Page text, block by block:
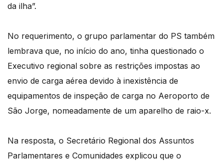
da ilha”.
No requerimento, o grupo parlamentar do PS também
lembrava que, no início do ano, tinha questionado o
Executivo regional sobre as restrições impostas ao
envio de carga aérea devido à inexistência de
equipamentos de inspeção de carga no Aeroporto de
São Jorge, nomeadamente de um aparelho de raio-x.
Na resposta, o Secretário Regional dos Assuntos
Parlamentares e Comunidades explicou que o